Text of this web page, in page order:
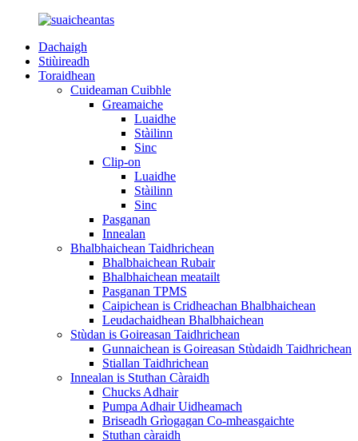
Dachaigh
Stiùireadh
Toraidhean
Cuideaman Cuibhle
Greamaiche
Luaidhe
Stàilinn
Sinc
Clip-on
Luaidhe
Stàilinn
Sinc
Pasganan
Innealan
Bhalbhaichean Taidhrichean
Bhalbhaichean Rubair
Bhalbhaichean meatailt
Pasganan TPMS
Caipichean is Cridheachan Bhalbhaichean
Leudachaidhean Bhalbhaichean
Stùdan is Goireasan Taidhrichean
Gunnaichean is Goireasan Stùdaidh Taidhrichean
Stiallan Taidhrichean
Innealan is Stuthan Càraidh
Chucks Adhair
Pumpa Adhair Uidheamach
Briseadh Grìogagan Co-mheasgaichte
Stuthan càraidh